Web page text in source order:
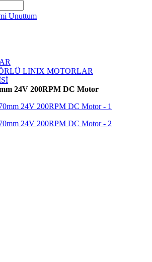
Unuttum
LINIX MOTORLAR
24V 200RPM DC Motor